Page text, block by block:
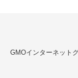
GMOインターネット